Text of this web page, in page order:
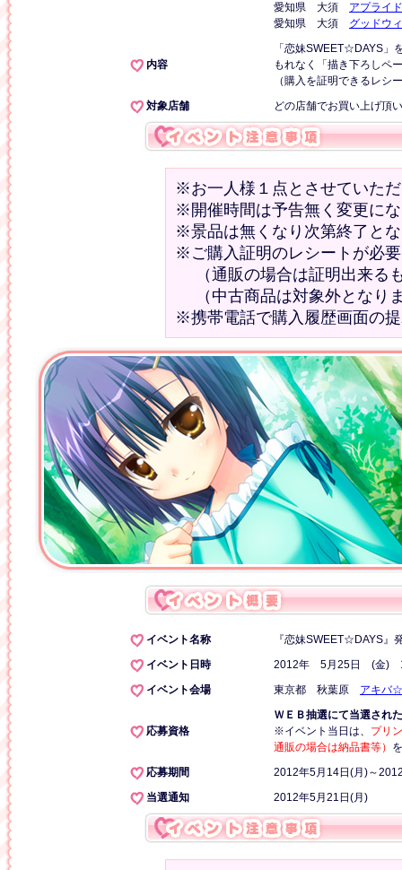
愛知県 大須 アプライ
愛知県 大須 グッドウ
内容
「恋妹SWEET☆DAYS」
もれなく「描き下ろしペ
（購入を証明できるレシ
対象店舗
どの店舗でお買い上げ頂
※お一人様１点とさせていた
※開催時間は予告無く変更に
※景品は無くなり次第終了と
※ご購入証明のレシートが必
（通販の場合は証明出来る
（中古商品は対象外となり
※携帯電話で購入履歴画面の
イベント名称
『恋妹SWEET☆DAYS
イベント日時
2012年 5月25日 (金)
イベント会場
東京都 秋葉原 アキバ
応募資格
ＷＥＢ抽選にて当選され
※イベント当日は、 プリ
通販の場合は納品書等）
応募期間
2012年5月14日(月)～
当選通知
2012年5月21日(月)